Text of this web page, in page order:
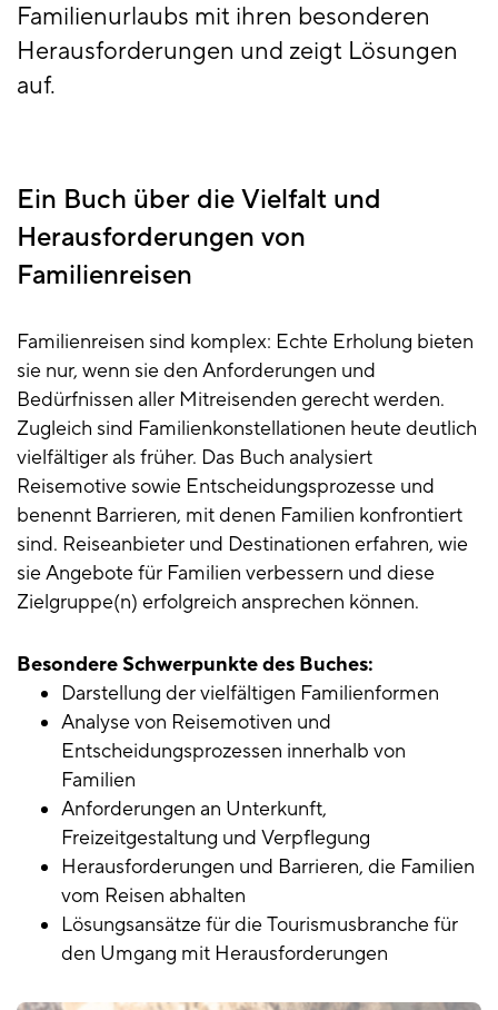
Familienurlaubs mit ihren besonderen
Herausforderungen und zeigt Lösungen
auf.
Ein Buch über die Vielfalt und
Herausforderungen von
Familienreisen
Familienreisen sind komplex: Echte Erholung bieten
sie nur, wenn sie den Anforderungen und
Bedürfnissen aller Mitreisenden gerecht werden.
Zugleich sind Familienkonstellationen heute deutlich
vielfältiger als früher. Das Buch analysiert
Reisemotive sowie Entscheidungsprozesse und
benennt Barrieren, mit denen Familien konfrontiert
sind. Reiseanbieter und Destinationen erfahren, wie
sie Angebote für Familien verbessern und diese
Zielgruppe(n) erfolgreich ansprechen können.
Besondere Schwerpunkte des Buches:
Darstellung der vielfältigen Familienformen
Analyse von Reisemotiven und
Entscheidungsprozessen innerhalb von
Familien
Anforderungen an Unterkunft,
Freizeitgestaltung und Verpflegung
Herausforderungen und Barrieren, die Familien
vom Reisen abhalten
Lösungsansätze für die Tourismusbranche für
den Umgang mit Herausforderungen